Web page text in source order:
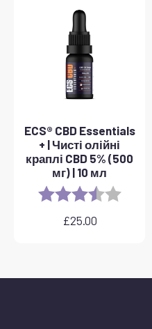
до
40,00
фунтів
стерлінгів
ECS® CBD Essentials
+ | Чисті олійні
краплі CBD 5% (500
мг) | 10 мл
Rating: 3.8
£25.00